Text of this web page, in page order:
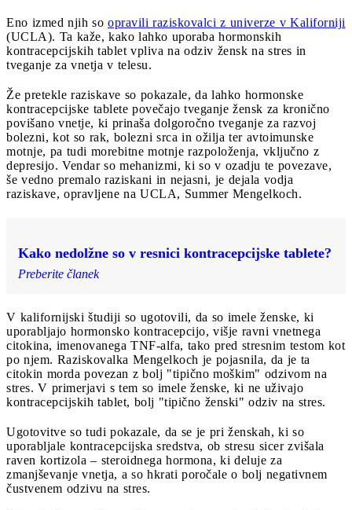
Eno izmed njih so opravili raziskovalci z univerze v Kaliforniji
(UCLA). Ta kaže, kako lahko uporaba hormonskih
kontracepcijskih tablet vpliva na odziv žensk na stres in
tveganje za vnetja v telesu.
Že pretekle raziskave so pokazale, da lahko hormonske
kontracepcijske tablete povečajo tveganje žensk za kronično
povišano vnetje, ki prinaša dolgoročno tveganje za razvoj
bolezni, kot so rak, bolezni srca in ožilja ter avtoimunske
motnje, pa tudi morebitne motnje razpoloženja, vključno z
depresijo. Vendar so mehanizmi, ki so v ozadju te povezave,
še vedno premalo raziskani in nejasni, je dejala vodja
raziskave, opravljene na UCLA, Summer Mengelkoch.
Kako nedolžne so v resnici kontracepcijske tablete?
Preberite članek
V kalifornijski študiji so ugotovili, da so imele ženske, ki
uporabljajo hormonsko kontracepcijo, višje ravni vnetnega
citokina, imenovanega TNF-alfa, tako pred stresnim testom kot
po njem. Raziskovalka Mengelkoch je pojasnila, da je ta
citokin morda povezan z bolj "tipično moškim" odzivom na
stres. V primerjavi s tem so imele ženske, ki ne uživajo
kontracepcijskih tablet, bolj "tipično ženski" odziv na stres.
Ugotovitve so tudi pokazale, da se je pri ženskah, ki so
uporabljale kontracepcijska sredstva, ob stresu sicer zvišala
raven kortizola – steroidnega hormona, ki deluje za
zmanjševanje vnetja, a so hkrati poročale o bolj negativnem
čustvenem odzivu na stres.